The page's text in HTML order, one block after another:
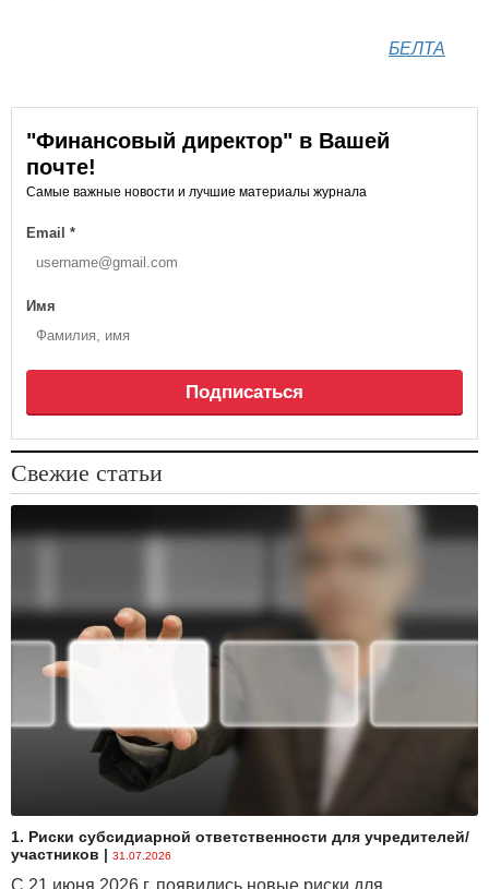
БЕЛТА
"Финансовый директор" в Вашей
почте!
Самые важные новости и лучшие материалы журнала
Email *
Имя
Подписаться
Свежие статьи
1. Риски субсидиарной ответственности для учредителей/
участников | 31.07.2026
С 21 июня 2026 г. появились новые риски для